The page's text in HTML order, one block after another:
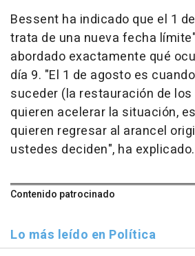
Bessent ha indicado que el 1
trata de una nueva fecha
abordado exactamente qué
día 9. "El 1 de agosto es
suceder (la restauración de
quieren acelerar la situación,
quieren regresar al arancel
ustedes deciden", ha explicado.
Contenido patrocinado
Lo más leído en Política